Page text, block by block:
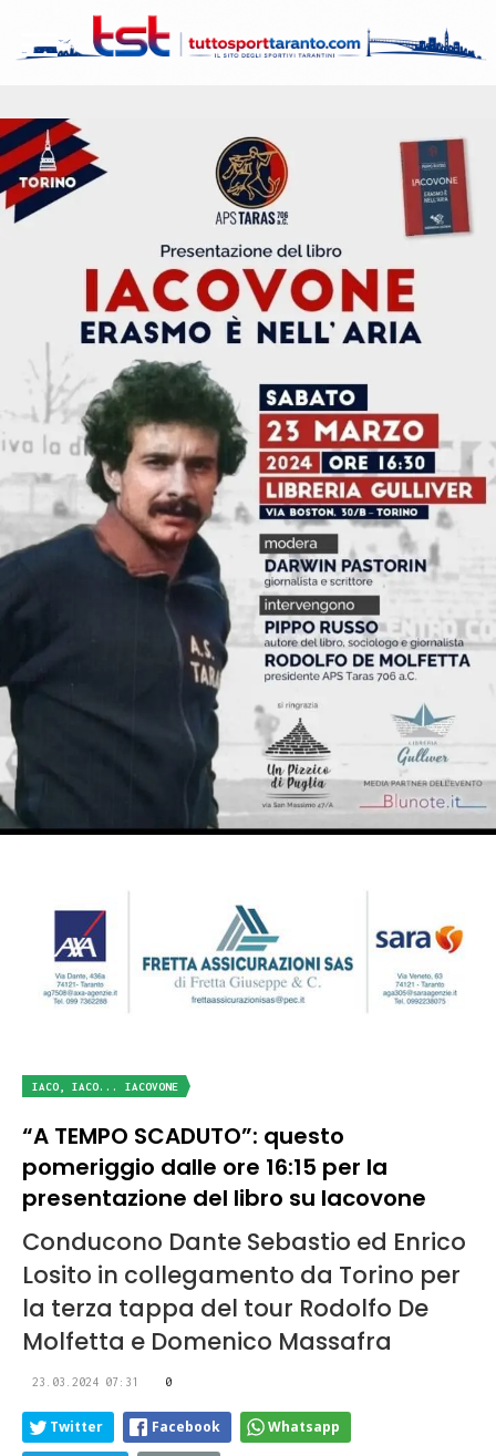
IACO, IACO... IACOVONE
“A TEMPO SCADUTO”: questo
pomeriggio dalle ore 16:15 per la
presentazione del libro su Iacovone
Conducono Dante Sebastio ed Enrico
Losito in collegamento da Torino per
la terza tappa del tour Rodolfo De
Molfetta e Domenico Massafra
23.03.2024 07:31 0
Twitter Facebook Whatsapp